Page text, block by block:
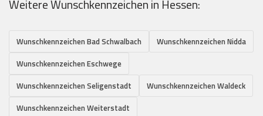
Weitere Wunschkennzeichen in Hessen:
Wunschkennzeichen Bad Schwalbach
Wunschkennzeichen Nidda
Wunschkennzeichen Eschwege
Wunschkennzeichen Seligenstadt
Wunschkennzeichen Waldeck
Wunschkennzeichen Weiterstadt